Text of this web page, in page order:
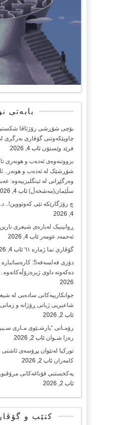
بابەتی
بۆچی شۆڕشی رۆژئاڤا
چاوپێکەوتنی گۆڤاری بەرگری
فرێد وێستۆن ئاب 4, 2026
بزووتنەوەی ئەدەب و هونەری
شۆڕشێک لە ئەدەب و هونەر..
وەرگێڕانی لە ئینگلیزییەوە:
سڵێمان(مەشخەڵ) ئاب 4, 2026
چ رۆژگارێکە تێی کەوتووین!..
4, 2026
ڕوانینیک لەبارەى شیعرى
ئەحمەد عومەر ئاب 4, 2026
گۆڤاری نما ژمارە ٦١
ئاب 4, 2026
دۆزی فەلسەفە5:
دەکەونە داوی ژیرەزۆڵەکانەوە..
2026
جوانکارییەکانی سادەیی لە
شاعیریی ژیانی ڕۆژانە و
ئاب 2, 2026
رۆمـانی “پارشـێوی مـاری
رەزا شـوان ئاب 2, 2026
تورکیا لەنێوان پڕۆسەی ئاشتی
کامەران ئاب 2, 2026
پەکخستنی قۆناغەکانی
ئاب 2, 2026
کتێب و